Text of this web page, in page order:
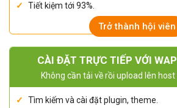
Tiết kiệm tới 93%.
Trở thành hội viên
CÀI ĐẶT TRỰC TIẾP VỚI
Không cần tải về rồi upload lên
Tìm kiếm và cài đặt plugin, theme.